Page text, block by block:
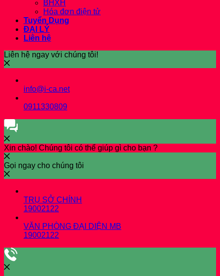
BHXH
Hóa đơn điện tử
Tuyển Dụng
ĐẠI LÝ
Liên hệ
Liên hệ ngay với chúng tôi!
info@i-ca.net
0911330809
Xin chào! Chúng tôi có thể giúp gì cho bạn ?
Gọi ngay cho chúng tôi
TRỤ SỞ CHÍNH
19002122
VĂN PHÒNG ĐẠI DIỆN MB
19002122